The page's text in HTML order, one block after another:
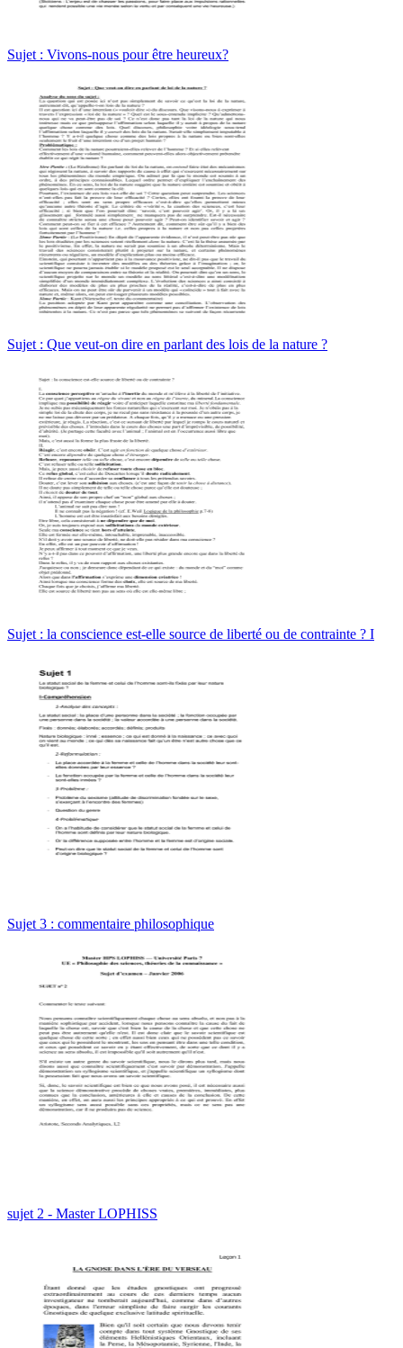
Sujet : Vivons-nous pour être heureux?
Sujet : Que veut-on dire en parlant des lois de la nature ?
Sujet : la conscience est-elle source de liberté ou de contrainte ? I
Sujet 3 : commentaire philosophique
sujet 2 - Master LOPHISS